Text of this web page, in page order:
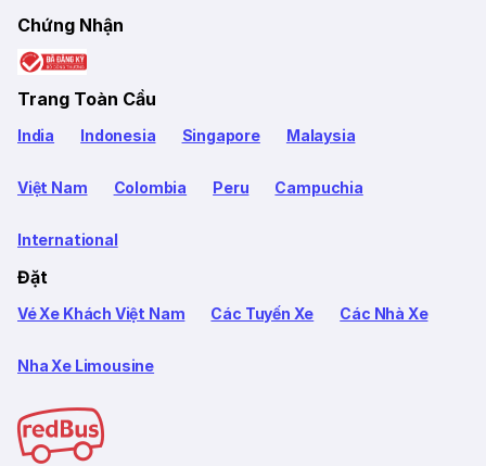
Chứng Nhận
Trang Toàn Cầu
India Indonesia Singapore Malaysia
Việt Nam Colombia Peru Campuchia
International
Đặt
Vé Xe Khách Việt Nam Các Tuyến Xe Các Nhà Xe
Nha Xe Limousine